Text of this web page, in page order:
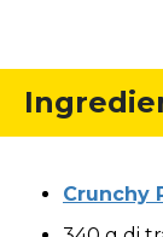
Crunchy